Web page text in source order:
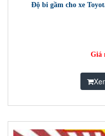
Độ bi gầm cho xe
Giá